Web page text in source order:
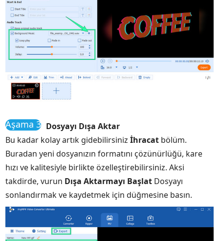
Aşama 3 Dosyayı Dışa Aktar
Bu kadar kolay artık gidebilirsinizİhracat bölüm.
Buradan yeni dosyanızın formatını çözünürlüğü, kare
hızı ve kalitesiyle birlikte özelleştirebilirsiniz. Aksi
takdirde, vurun Dışa Aktarmayı Başlat Dosyayı
sonlandırmak ve kaydetmek için düğmesine basın.